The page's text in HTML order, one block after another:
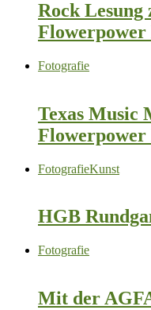
Rock Lesung
Fotografie
Texas Music
FotografieKunst
HGB
Fotografie
Mit der